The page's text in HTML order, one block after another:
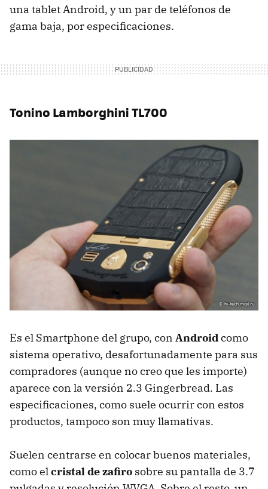
una tablet Android, y un par de teléfonos de
gama baja, por especificaciones.
Tonino Lamborghini TL700
Es el Smartphone del grupo, con Androidcomo
sistema operativo, desafortunadamente para sus
compradores (aunque no creo que les importe)
aparece con la versión 2.3 Gingerbread. Las
especificaciones, como suele ocurrir con estos
productos, tampoco son muy llamativas.
Suelen centrarse en colocar buenos materiales,
como elcristal de zafiro sobre su pantalla de 3.7